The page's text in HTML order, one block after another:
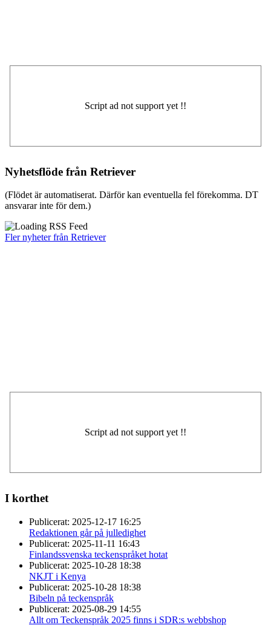
Nyhetsflöde från Retriever
(Flödet är automatiserat. Därför kan eventuella fel förekomma. DT
ansvarar inte för dem.)
Fler nyheter från Retriever
I korthet
Publicerat: 2025-12-17 16:25
Redaktionen går på julledighet
Publicerat: 2025-11-11 16:43
Finlandssvenska teckenspråket hotat
Publicerat: 2025-10-28 18:38
NKJT i Kenya
Publicerat: 2025-10-28 18:38
Bibeln på teckenspråk
Publicerat: 2025-08-29 14:55
Allt om Teckenspråk 2025 finns i SDR:s webbshop